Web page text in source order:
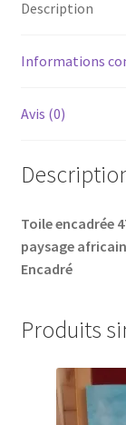
Description
Informations
Avis (0)
Toile encadrée
paysage
Encadré
Produits